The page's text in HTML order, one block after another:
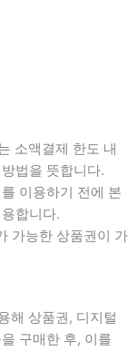
소액결제 한도 내
법을 뜻합니다.
이용하기 전에 본
합니다.
가능한 상품권이 가
해 상품권, 디지털
구매한 후, 이를